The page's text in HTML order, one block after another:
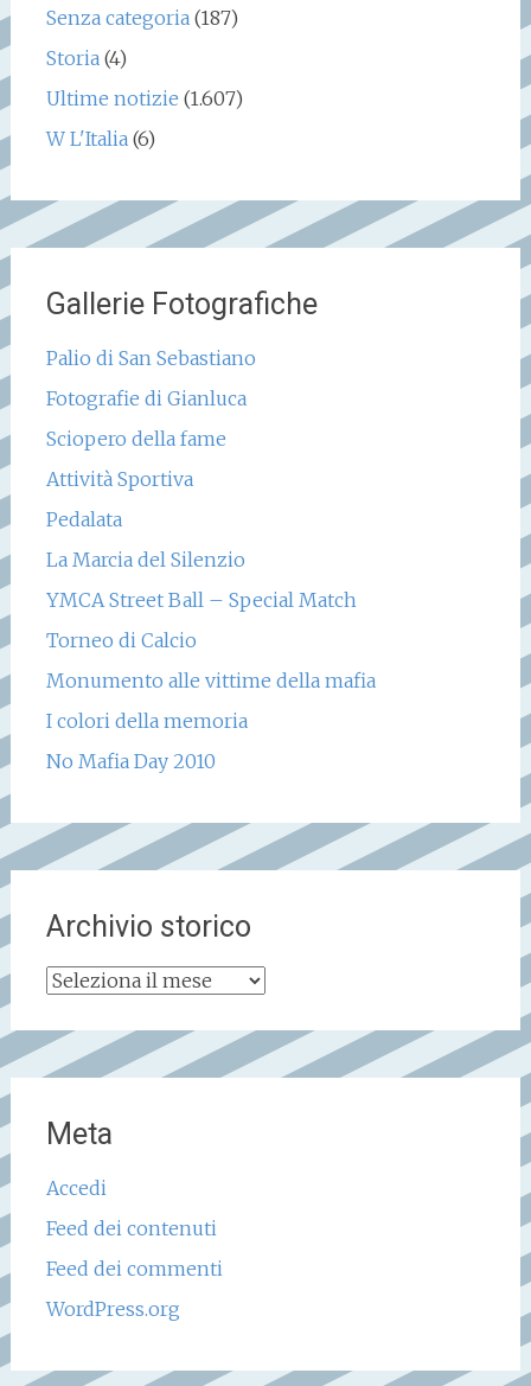
Senza categoria(187)
Storia(4)
Ultime notizie (1.607)
W L'Italia(6)
Gallerie Fotografiche
Palio di San Sebastiano
Fotografie di Gianluca
Sciopero della fame
Attività Sportiva
Pedalata
La Marcia del Silenzio
YMCA Street Ball – Special Match
Torneo di Calcio
Monumento alle vittime della mafia
I colori della memoria
No Mafia Day 2010
Archivio storico
Archivio
Meta
Accedi
Feed dei contenuti
Feed dei commenti
WordPress.org